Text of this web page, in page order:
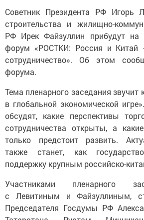
Советник Президента РФ Игорь
строительства и жилищно-
РФ Ирек Файзуллин прибудут
форум «РОСТКИ: Россия и Китай
сотрудничество». Об этом
форума.
Тема пленарного заседания звучит
в глобальной экономической
обсудят, какие перспективы
сотрудничества открыты, а
только предстоит развить.
также станет, как
поддержку крупным российско-
Участниками пленарного
с Левитиным и Файзуллиным,
Председателя Госдумы РФ